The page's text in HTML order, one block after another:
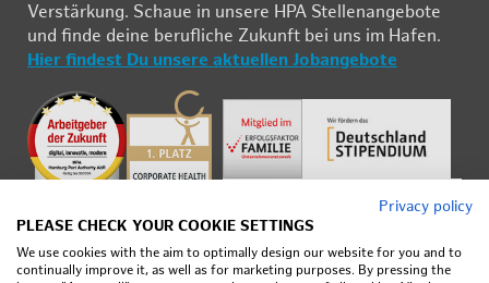
Ver­stär­kung. Schau­e in un­se­re HPA Stel­len­an­ge­bo­te
und fin­de deine be­ruf­li­che Zu­kunft bei uns im Ha­fen.
Hier fin­dest Du un­se­re ak­tu­el­len Job­an­ge­bo­te
Privacy policy
PLEASE CHECK YOUR COOKIE SETTINGS
We use cookies with the aim to optimally design our website for you and to
continually improve it, as well as for marketing purposes. By pressing the